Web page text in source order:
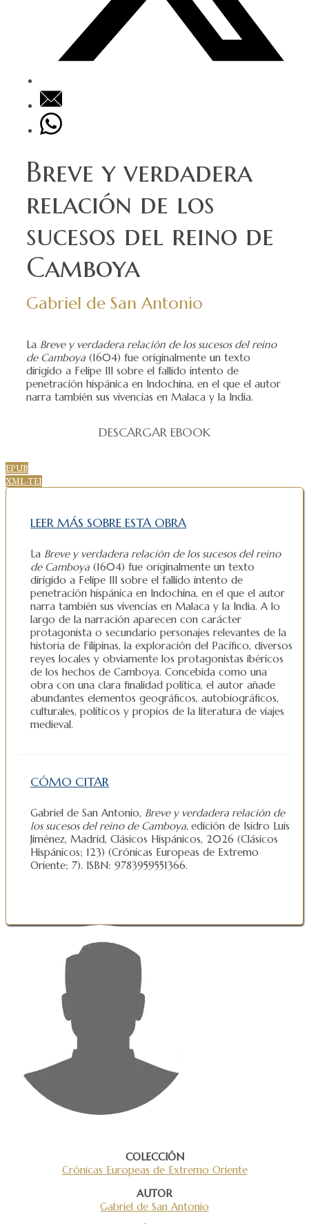
Breve y verdadera
relación de los
sucesos del reino de
Camboya
Gabriel de San Antonio
La Breve y verdadera relación de los sucesos del reino
de Camboya (1604) fue originalmente un texto
dirigido a Felipe III sobre el fallido intento de
penetración hispánica en Indochina, en el que el autor
narra también sus vivencias en Malaca y la India.
DESCARGAR EBOOK
EPUB
XML-TEI
LEER MÁS SOBRE ESTA OBRA
La Breve y verdadera relación de los sucesos del reino
de Camboya (1604) fue originalmente un texto
dirigido a Felipe III sobre el fallido intento de
penetración hispánica en Indochina, en el que el autor
narra también sus vivencias en Malaca y la India. A lo
largo de la narración aparecen con carácter
protagonista o secundario personajes relevantes de la
historia de Filipinas, la exploración del Pacífico, diversos
reyes locales y obviamente los protagonistas ibéricos
de los hechos de Camboya. Concebida como una
obra con una clara finalidad política, el autor añade
abundantes elementos geográficos, autobiográficos,
culturales, políticos y propios de la literatura de viajes
medieval.
CÓMO CITAR
Gabriel de San Antonio, Breve y verdadera relación de
los sucesos del reino de Camboya, edición de Isidro Luis
Jiménez, Madrid, Clásicos Hispánicos, 2026 (Clásicos
Hispánicos; 123) (Crónicas Europeas de Extremo
Oriente; 7). ISBN: 9783959551366.
COLECCIÓN
Crónicas Europeas de Extremo Oriente
AUTOR
Gabriel de San Antonio